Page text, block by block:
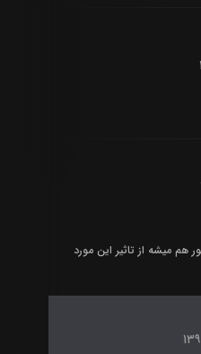
هم میشه از تاثیر این مورد
۱۰